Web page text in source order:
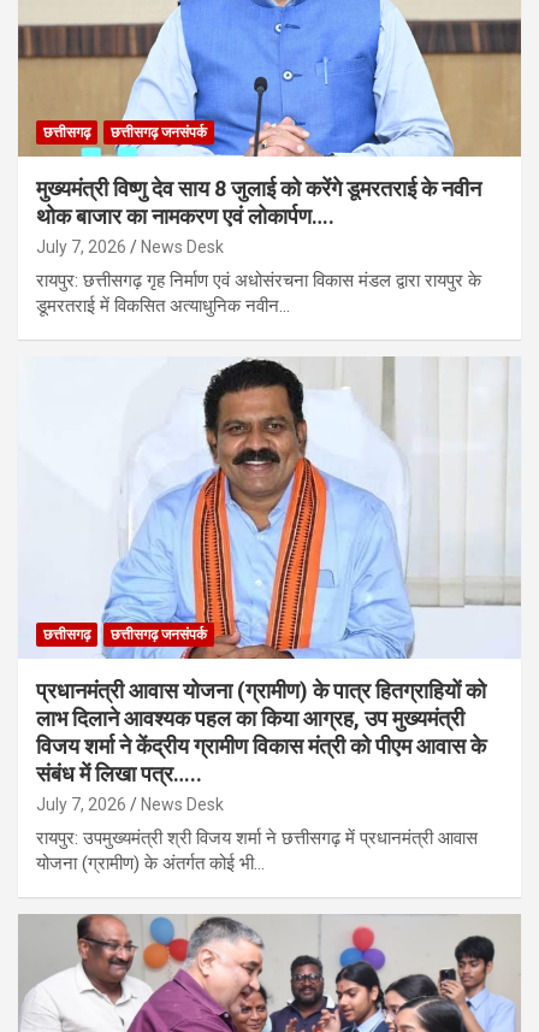
छत्तीसगढ़ छत्तीसगढ़ जनसंपर्क
मुख्यमंत्री विष्णु देव साय 8 जुलाई को करेंगे डूमरतराई के नवीन
थोक बाजार का नामकरण एवं लोकार्पण….
July 7, 2026 News Desk
रायपुर: छत्तीसगढ़ गृह निर्माण एवं अधोसंरचना विकास मंडल द्वारा रायपुर के
डूमरतराई में विकसित अत्याधुनिक नवीन…
छत्तीसगढ़ छत्तीसगढ़ जनसंपर्क
प्रधानमंत्री आवास योजना (ग्रामीण) के पात्र हितग्राहियों को
लाभ दिलाने आवश्यक पहल का किया आग्रह, उप मुख्यमंत्री
विजय शर्मा ने केंद्रीय ग्रामीण विकास मंत्री को पीएम आवास के
संबंध में लिखा पत्र…..
July 7, 2026 News Desk
रायपुर: उपमुख्यमंत्री श्री विजय शर्मा ने छत्तीसगढ़ में प्रधानमंत्री आवास
योजना (ग्रामीण) के अंतर्गत कोई भी…